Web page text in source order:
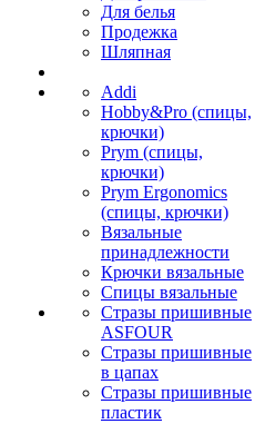
Для белья
Продежка
Шляпная
Addi
Hobby&Pro (спицы,
крючки)
Prym (спицы,
крючки)
Prym Ergonomics
(спицы, крючки)
Вязальные
принадлежности
Крючки вязальные
Спицы вязальные
Стразы пришивные
ASFOUR
Стразы пришивные
в цапах
Стразы пришивные
пластик